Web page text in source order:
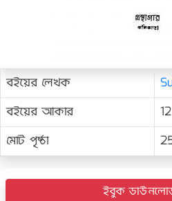
বইয়ের লেখক
বইয়ের আকার
মোট পৃষ্ঠা
ইবুক